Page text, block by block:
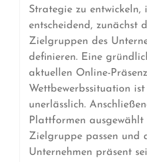
Strategie zu entwickeln,
entscheidend, zunächst
Zielgruppen des
definieren. Eine
aktuellen Online-
Wettbewerbssituation
unerlässlich.
Plattformen ausgewählt
Zielgruppe passen und
Unternehmen präsent